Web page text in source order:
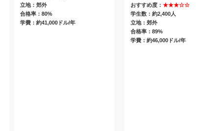
立地：郊外
合格率：80%
学費：約41,000ドル/年
おすすめ度： ★★★☆☆
学生数：約2,400人
立地：郊外
合格率：89%
学費：約46,000ドル/年